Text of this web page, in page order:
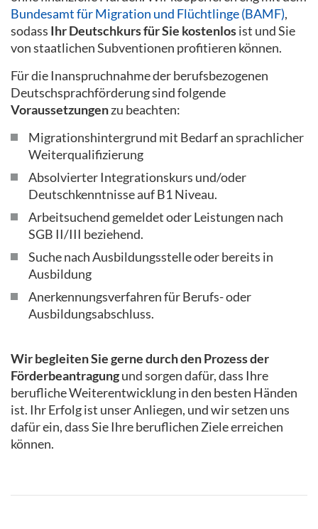
Bundesamt für Migration und Flüchtlinge (BAMF),
sodass Ihr Deutschkurs für Sie kostenlosist und Sie
von staatlichen Subventionen profitieren können.
Für die Inanspruchnahme der berufsbezogenen
Deutschsprachförderung sind folgende
Voraussetzungenzu beachten:
Migrationshintergrund mit Bedarf an sprachlicher
Weiterqualifizierung
Absolvierter Integrationskurs und/oder
Deutschkenntnisse auf B1 Niveau.
Arbeitsuchend gemeldet oder Leistungen nach
SGB II/III beziehend.
Suche nach Ausbildungsstelle oder bereits in
Ausbildung
Anerkennungsverfahren für Berufs- oder
Ausbildungsabschluss.
Wir begleiten Sie gerne durch den Prozess der
Förderbeantragungund sorgen dafür, dass Ihre
berufliche Weiterentwicklung in den besten Händen
ist. Ihr Erfolg ist unser Anliegen, und wir setzen uns
dafür ein, dass Sie Ihre beruflichen Ziele erreichen
können.